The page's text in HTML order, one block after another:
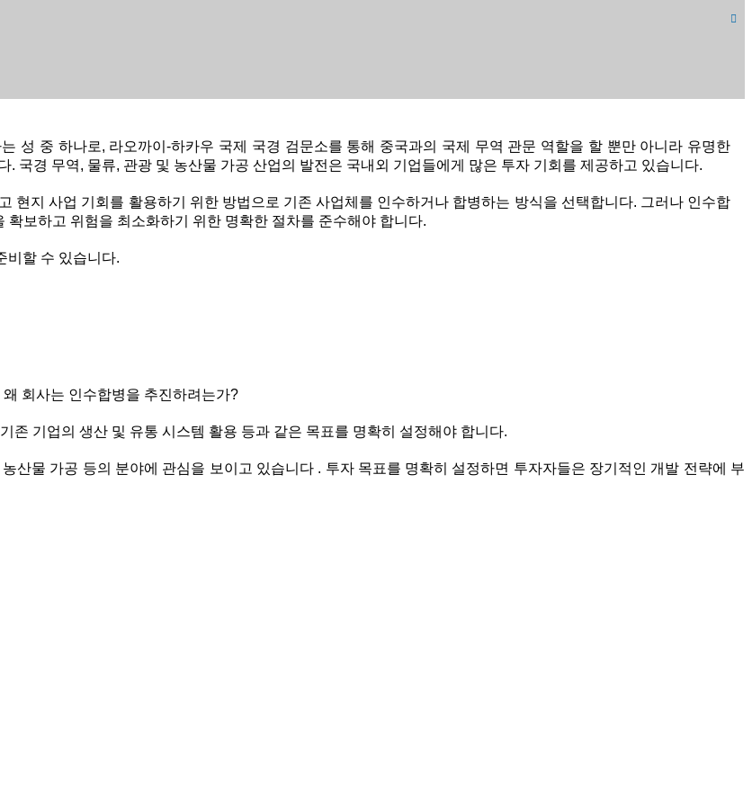
성 중 하나로, 라오까이-하카우 국제 국경 검문소를 통해 중국과의 국제 무역 관문 역할을 할 뿐만 아니라 유명한
국경 무역, 물류, 관광 및 농산물 가공 산업의 발전은 국내외 기업들에게 많은 투자 기회를 제공하고 있습니다.
현지 사업 기회를 활용하기 위한 방법으로 기존 사업체를 인수하거나 합병하는 방식을 선택합니다. 그러나 인수합
보하고 위험을 최소화하기 위한 명확한 절차를 준수해야 합니다.
비할 수 있습니다.
회사는 인수합병을 추진하려는가?
존 기업의 생산 및 유통 시스템 활용 등과 같은 목표를 명확히 설정해야 합니다.
산물 가공 등의 분야에 관심을 보이고 있습니다 . 투자 목표를 명확히 설정하면 투자자들은 장기적인 개발 전략에 부